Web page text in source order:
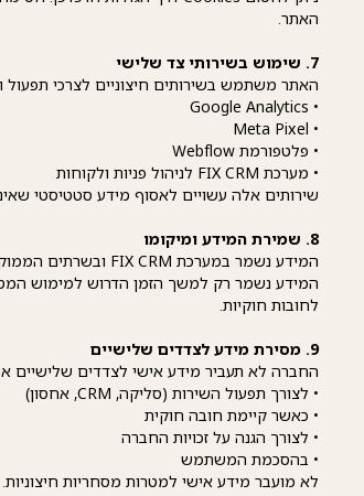
האתר.
7. שימוש בשירותי צד שלישי
האתר משתמש בשירותים חיצוניים לצרכי תפעול
• Google Analytics
• Meta Pixel
• פלטפורמת Webflow
• מערכת FIX CRM לניהול פניות ולקוחות
שירותים אלה עשויים לאסוף מידע סטטיסטי
8. שמירת המידע ומיקומו
המידע נשמר במערכת FIX CRM ובשרתים הממוקמים בישראל.
המידע נשמר רק למשך הזמן הדרוש למימוש
לחובות חוקיות.
9. מסירת מידע לצדדים שלישיים
החברה לא תעביר מידע אישי לצדדים שלישיים
• לצורך תפעול השירות (סליקה, CRM, אחסון)
• כאשר קיימת חובה חוקית
• לצורך הגנה על זכויות החברה
• בהסכמת המשתמש
לא מועבר מידע אישי למטרות מסחריות חיצוניות.